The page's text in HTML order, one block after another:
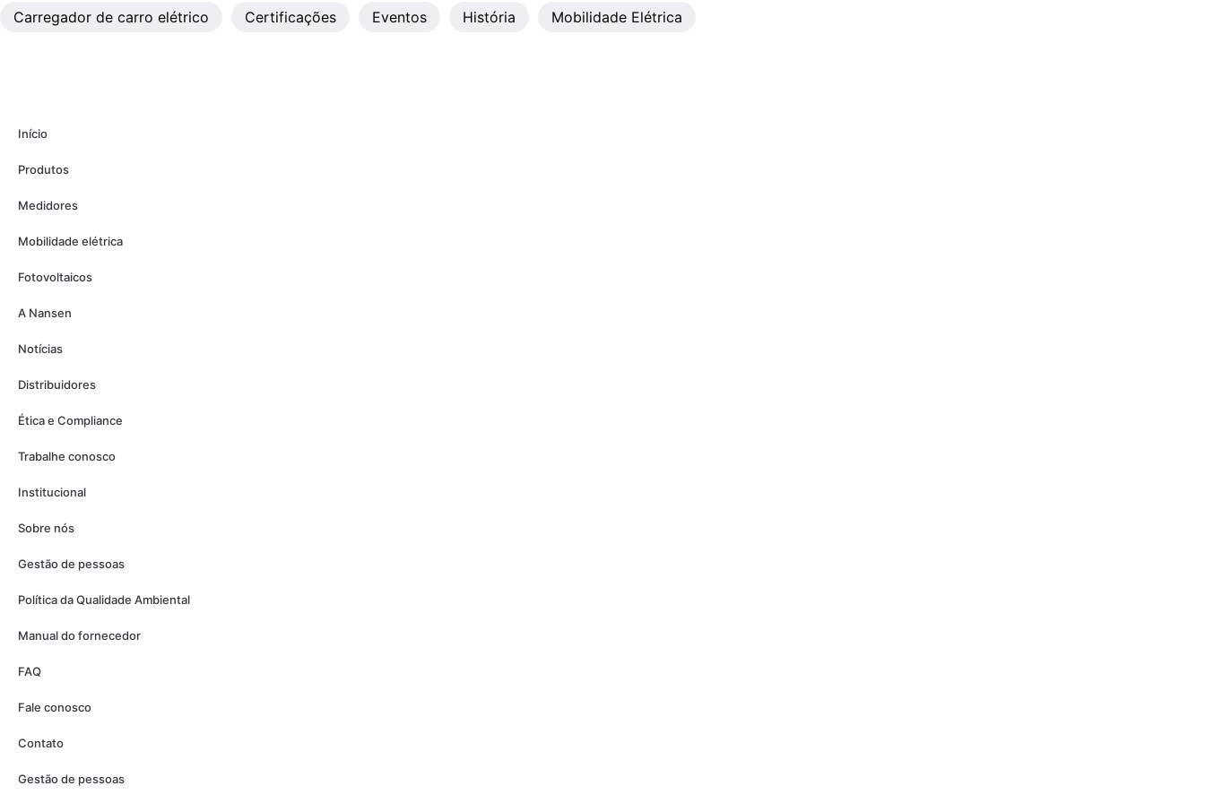
Carregador de carro elétrico Certificações Eventos História Mobilidade Elétrica
Início
Produtos
Medidores
Mobilidade elétrica
Fotovoltaicos
A Nansen
Notícias
Distribuidores
Ética e Compliance
Trabalhe conosco
Institucional
Sobre nós
Gestão de pessoas
Política da Qualidade Ambiental
Manual do fornecedor
FAQ
Fale conosco
Contato
Gestão de pessoas